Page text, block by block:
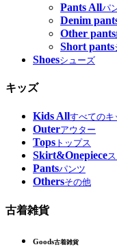
Pants Allパ
Denim
Other pants
Short pants
Shoesシューズ
キッズ
Kids Allすべてのキ
Outerアウター
Tops トップス
Skirt&Onepiece
Pantsパンツ
Othersその他
古着雑貨
Goods古着雑貨